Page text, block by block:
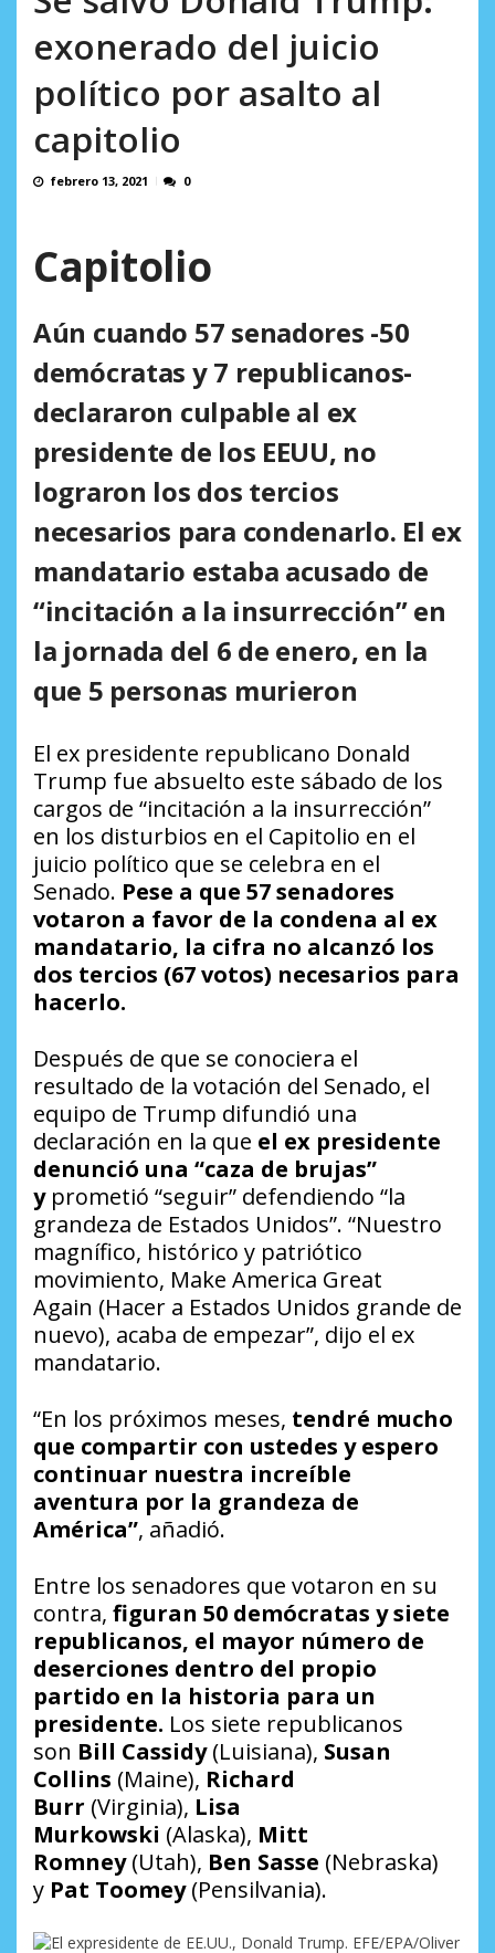
exonerado del juicio
político por asalto al
capitolio
febrero 13, 2021 0
Capitolio
Aún cuando 57 senadores -50
demócratas y 7 republicanos-
declararon culpable al ex
presidente de los EEUU, no
lograron los dos tercios
necesarios para condenarlo. El ex
mandatario estaba acusado de
“incitación a la insurrección” en
la jornada del 6 de enero, en la
que 5 personas murieron
El ex presidente republicano Donald
Trump fue absuelto este sábado de los
cargos de “incitación a la insurrección”
en los disturbios en el Capitolio en el
juicio político que se celebra en el
Senado. Pese a que 57 senadores
votaron a favor de la condena al ex
mandatario, la cifra no alcanzó los
dos tercios (67 votos) necesarios para
hacerlo.
Después de que se conociera el
resultado de la votación del Senado, el
equipo de Trump difundió una
declaración en la que el ex presidente
denunció una “caza de brujas”
y prometió “seguir” defendiendo “la
grandeza de Estados Unidos”. “Nuestro
magnífico, histórico y patriótico
movimiento, Make America Great
Again (Hacer a Estados Unidos grande de
nuevo), acaba de empezar”, dijo el ex
mandatario.
“En los próximos meses, tendré mucho
que compartir con ustedes y espero
continuar nuestra increíble
aventura por la grandeza de
América”, añadió.
Entre los senadores que votaron en su
contra, figuran 50 demócratas y siete
republicanos, el mayor número de
deserciones dentro del propio
partido en la historia para un
presidente. Los siete republicanos
son Bill Cassidy(Luisiana), Susan
Collins (Maine), Richard
Burr (Virginia), Lisa
Murkowski (Alaska), Mitt
Romney(Utah), Ben Sasse (Nebraska)
y Pat Toomey(Pensilvania).